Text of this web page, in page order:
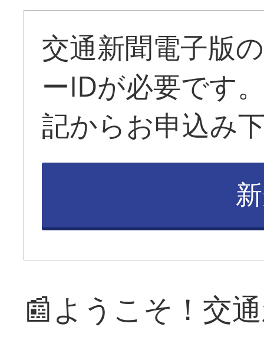
交通新聞電子版
ーIDが必要です
記からお申込み
📰ようこそ！交